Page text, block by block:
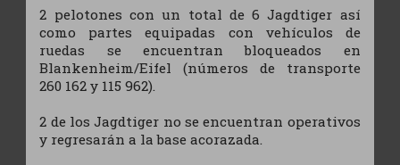
2 pelotones con un total de 6 Jagdtiger así
como partes equipadas con vehículos de
ruedas se encuentran bloqueados en
Blankenheim/Eifel (números de transporte
260 162 y 115 962).
2 de los Jagdtiger no se encuentran operativos
y regresarán a la base acorazada.